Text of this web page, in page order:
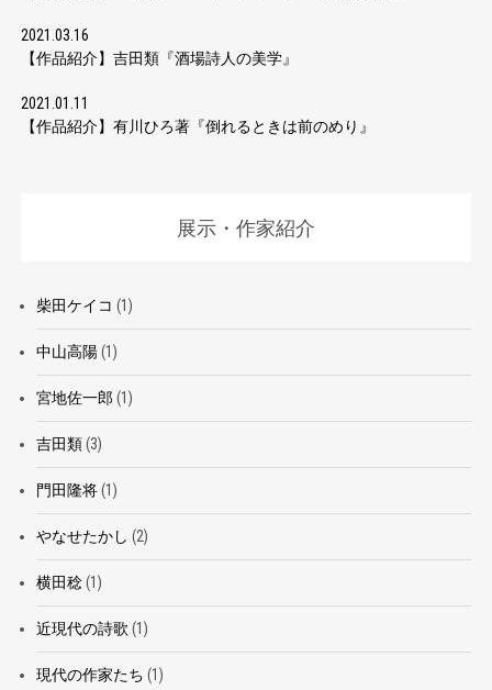
2021.03.16
【作品紹介】吉田類『酒場詩人の美学』
2021.01.11
【作品紹介】有川ひろ著『倒れるときは前のめり』
展示・作家紹介
柴田ケイコ (1)
中山高陽(1)
宮地佐一郎 (1)
吉田類(3)
門田隆将(1)
やなせたかし (2)
横田稔(1)
近現代の詩歌 (1)
現代の作家たち (1)